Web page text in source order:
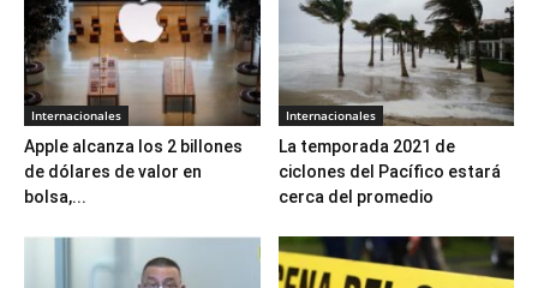
Internacionales
Apple alcanza los 2 billones
de dólares de valor en
bolsa,...
Internacionales
La temporada 2021 de
ciclones del Pacífico estará
cerca del promedio